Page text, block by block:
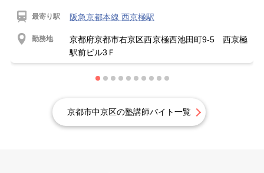
最寄り駅 阪急京都本線 西京極駅
勤務地
京都府京都市右京区西京極西池田町9-5 西京極
駅前ビル3Ｆ
京都市中京区の塾講師バイト一覧